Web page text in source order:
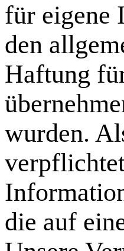
für eigene
den
Haftung
wurden.
die auf